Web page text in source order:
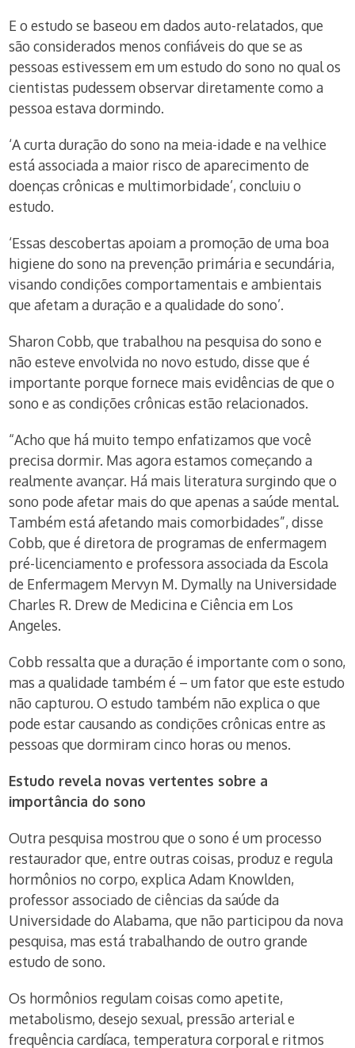
E o estudo se baseou em dados auto-relatados, que
são considerados menos confiáveis do que se as
pessoas estivessem em um estudo do sono no qual os
cientistas pudessem observar diretamente como a
pessoa estava dormindo.
‘A curta duração do sono na meia-idade e na velhice
está associada a maior risco de aparecimento de
doenças crônicas e multimorbidade’, concluiu o
estudo.
‘Essas descobertas apoiam a promoção de uma boa
higiene do sono na prevenção primária e secundária,
visando condições comportamentais e ambientais
que afetam a duração e a qualidade do sono’.
Sharon Cobb, que trabalhou na pesquisa do sono e
não esteve envolvida no novo estudo, disse que é
importante porque fornece mais evidências de que o
sono e as condições crônicas estão relacionados.
“Acho que há muito tempo enfatizamos que você
precisa dormir. Mas agora estamos começando a
realmente avançar. Há mais literatura surgindo que o
sono pode afetar mais do que apenas a saúde mental.
Também está afetando mais comorbidades”, disse
Cobb, que é diretora de programas de enfermagem
pré-licenciamento e professora associada da Escola
de Enfermagem Mervyn M. Dymally na Universidade
Charles R. Drew de Medicina e Ciência em Los
Angeles.
Cobb ressalta que a duração é importante com o sono,
mas a qualidade também é – um fator que este estudo
não capturou. O estudo também não explica o que
pode estar causando as condições crônicas entre as
pessoas que dormiram cinco horas ou menos.
Estudo revela novas vertentes sobre a
importância do sono
Outra pesquisa mostrou que o sono é um processo
restaurador que, entre outras coisas, produz e regula
hormônios no corpo, explica Adam Knowlden,
professor associado de ciências da saúde da
Universidade do Alabama, que não participou da nova
pesquisa, mas está trabalhando de outro grande
estudo de sono.
Os hormônios regulam coisas como apetite,
metabolismo, desejo sexual, pressão arterial e
frequência cardíaca, temperatura corporal e ritmos